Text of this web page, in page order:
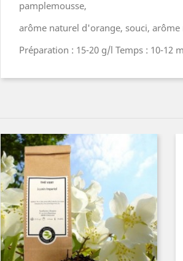
pamplemousse,
arôme naturel d'orange, souci,
Préparation : 15-20 g/l Temps : 10-12